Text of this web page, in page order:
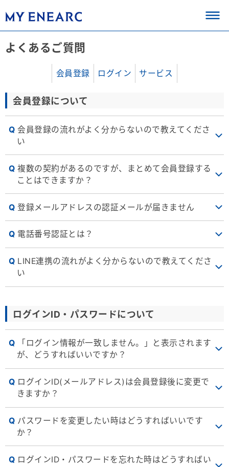
よくあるご質問
会員登録 ログイン サービス
会員登録について
会員登録の流れがよく分からないので教えてくださ
い
複数の契約があるのですが、まとめて会員登録する
ことはできますか？
登録メールアドレスの認証メールが届きません
電話番号認証とは？
LINE連携の流れがよく分からないので教えてくださ
い
ログインID・パスワードについて
「ログイン情報が一致しません。」と表示されます
が、どうすればいいですか？
ログインID(メールアドレス)は会員登録後に変更で
きますか？
パスワードを変更したい時はどうすればいいです
か？
ログインID・パスワードを忘れた時はどうすればい